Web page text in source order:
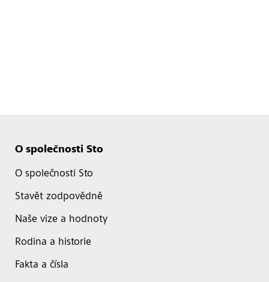
O společnosti Sto
O společnosti Sto
Stavět zodpovědně
Naše vize a hodnoty
Rodina a historie
Fakta a čísla